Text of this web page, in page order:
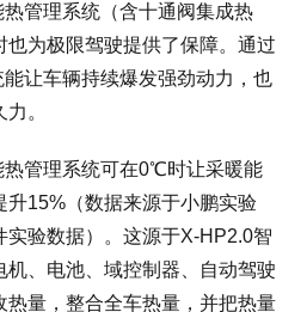
管理系统（含十通阀集成热
也为极限驾驶提供了保障。通过
让车辆持续爆发强劲动力，也
。
管理系统可在0℃时让采暖能
升15%（数据来源于小鹏实验
实验数据）。这源于X-HP2.0智
机、电池、域控制器、自动驾驶
热量，整合全车热量，并把热量